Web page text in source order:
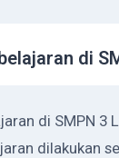
di
di SMPN 3
dilakukan